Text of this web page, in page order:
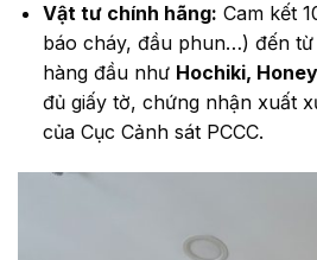
Vật tư chính hãng: Cam kết
báo cháy, đầu phun…) đến
hàng đầu như Hochiki,
đủ giấy tờ, chứng nhận xuất
của Cục Cảnh sát PCCC.